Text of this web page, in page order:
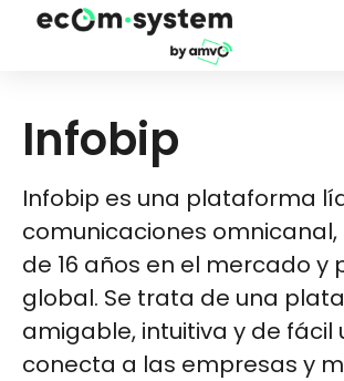
Infobip
Infobip es una plataforma
comunicaciones
de 16 años en el mercado y
global. Se trata de una
amigable, intuitiva y de fácil
conecta a las empresas y